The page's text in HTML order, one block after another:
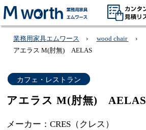
業務用家具エムワース
wood chair
アエラス M(肘無) AELAS
カフェ・レストラン
アエラス M(肘無) AELAS
メーカー：CRES（クレス）